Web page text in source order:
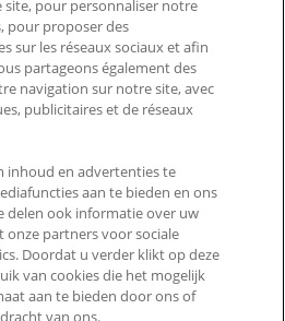
results of:
5, ANDERLECHT, 1070, BE
BRUXELLES, 1090, BE
70, WOLUWE-SAINT-LAMBERT,
pour personnaliser notre
pour proposer des
sur les réseaux sociaux et afin
partageons également des
navigation sur notre site, avec
publicitaires et de réseaux
inhoud en advertenties te
aan te bieden en ons
delen ook informatie over uw
onze partners voor sociale
Doordat u verder klikt op deze
van cookies die het mogelijk
aan te bieden door ons of
van ons.